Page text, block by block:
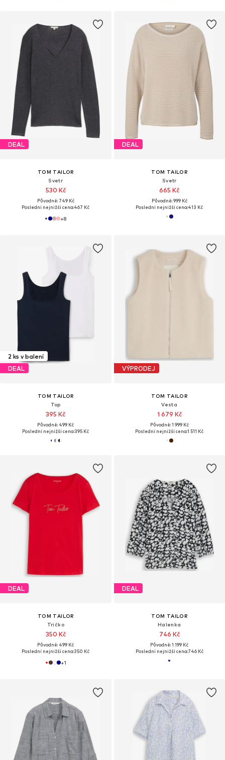
DEAL
TOM TAILOR
Svetr
530 Kč
Původně: 749 Kč
Poslední nejnižší cena:467 Kč
+8
DEAL
TOM TAILOR
Svetr
665 Kč
Původně: 999 Kč
Poslední nejnižší cena:413 Kč
2 ks v balení
DEAL
TOM TAILOR
Top
395 Kč
Původně: 499 Kč
Poslední nejnižší cena:395 Kč
VÝPRODEJ
TOM TAILOR
Vesta
1 679 Kč
Původně: 1 999 Kč
Poslední nejnižší cena:1 511 Kč
DEAL
TOM TAILOR
Tričko
350 Kč
Původně: 499 Kč
Poslední nejnižší cena:350 Kč
+1
DEAL
TOM TAILOR
Halenka
746 Kč
Původně: 1 199 Kč
Poslední nejnižší cena:746 Kč